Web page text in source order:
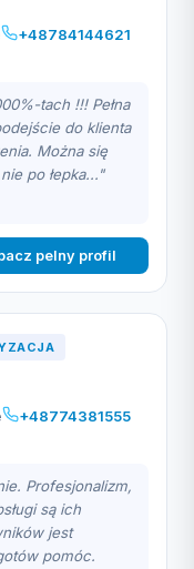
+48784144621
tach !!! Pełna
do klienta
Można się
po łepka..."
pelny profil
+48774381555
Profesjonalizm,
są ich
jest
pomóc.